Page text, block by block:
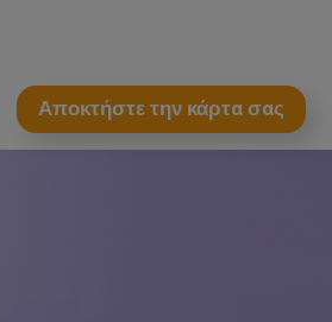
Αποκτήστε την κάρτα σας